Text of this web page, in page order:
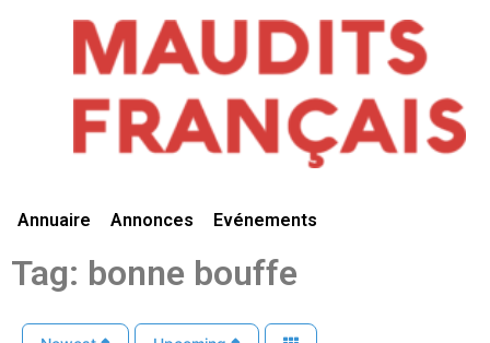
Annuaire Annonces Evénements
Tag: bonne bouffe